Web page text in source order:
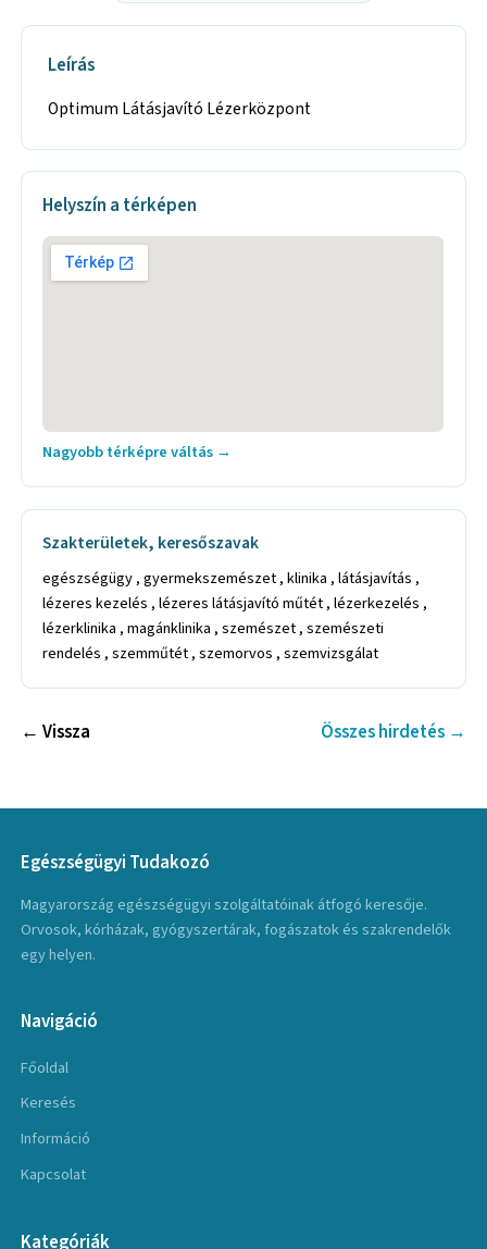
Leírás
Optimum Látásjavító Lézerközpont
Helyszín a térképen
Nagyobb térképre váltás →
Szakterületek, keresőszavak
egészségügy , gyermekszemészet , klinika , látásjavítás ,
lézeres kezelés , lézeres látásjavító műtét , lézerkezelés ,
lézerklinika , magánklinika , szemészet , szemészeti
rendelés , szemműtét , szemorvos , szemvizsgálat
← Vissza Összes hirdetés →
Egészségügyi Tudakozó
Magyarország egészségügyi szolgáltatóinak átfogó keresője.
Orvosok, kórházak, gyógyszertárak, fogászatok és szakrendelők
egy helyen.
Navigáció
Főoldal
Keresés
Információ
Kapcsolat
Kategóriák